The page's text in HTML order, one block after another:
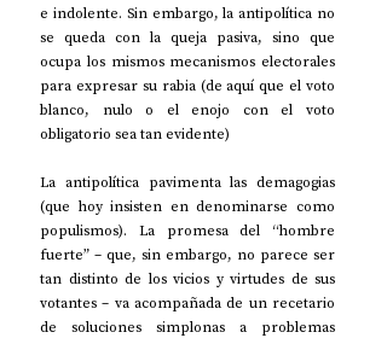
e indolente. Sin embargo, la antipolítica no
se queda con la queja pasiva, sino que
ocupa los mismos mecanismos electorales
para expresar su rabia (de aquí que el voto
blanco, nulo o el enojo con el voto
obligatorio sea tan evidente)
La antipolítica pavimenta las demagogias
(que hoy insisten en denominarse como
populismos). La promesa del “hombre
fuerte” – que, sin embargo, no parece ser
tan distinto de los vicios y virtudes de sus
votantes – va acompañada de un recetario
de soluciones simplonas a problemas